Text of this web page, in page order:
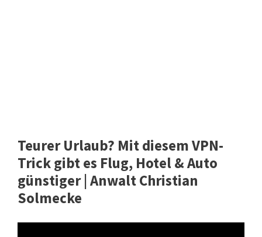
Teurer Urlaub? Mit diesem VPN-
Trick gibt es Flug, Hotel & Auto
günstiger | Anwalt Christian
Solmecke